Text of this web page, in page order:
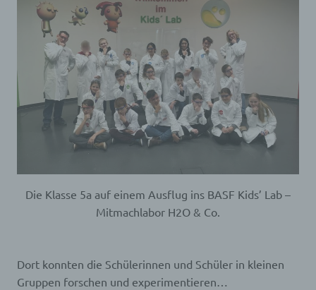
Die Klasse 5a auf einem Ausflug ins BASF Kids’ Lab –
Mitmachlabor H2O & Co.
Dort konnten die Schülerinnen und Schüler in kleinen
Gruppen forschen und experimentieren…